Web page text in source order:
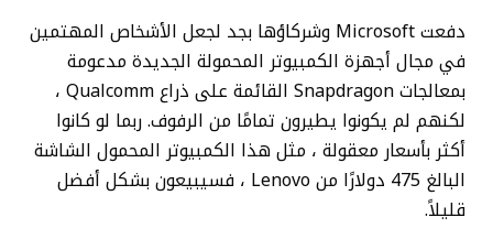
دفعت Microsoft وشركاؤها بجد لجعل الأشخاص المهتمين
في مجال أجهزة الكمبيوتر المحمولة الجديدة مدعومة
بمعالجات Snapdragon القائمة على ذراع Qualcomm ،
لكنهم لم يكونوا يطيرون تمامًا من الرفوف. ربما لو كانوا
أكثر بأسعار معقولة ، مثل هذا الكمبيوتر المحمول الشاشة
البالغ 475 دولارًا من Lenovo ، فسيبيعون بشكل أفضل
قليلاً.